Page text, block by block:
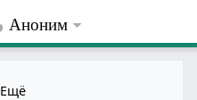
Аноним
Ещё